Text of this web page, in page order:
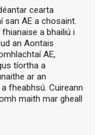
cearta
san AE a chosaint.
a bhailiú i
an Aontais
AE,
tíortha a
ar an
fheabhsú. Cuireann
maith mar gheall